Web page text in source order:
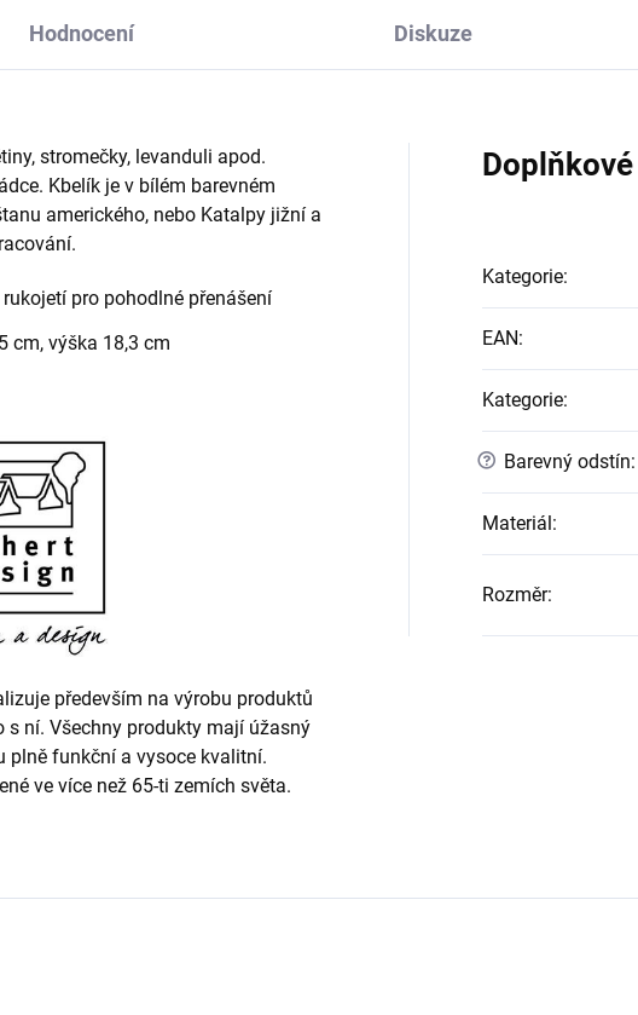
Hodnocení Diskuze
stromečky, levanduli apod.
Kbelík je v bílém barevném
amerického, nebo Katalpy jižní a
pro pohodlné přenášení
cm, výška 18,3 cm
především na výrobu produktů
ní. Všechny produkty mají úžasný
plně funkční a vysoce kvalitní.
ve více než 65-ti zemích světa.
Kategorie:
EAN:
Kategorie:
? Barevný odstín:
Materiál:
Rozměr: